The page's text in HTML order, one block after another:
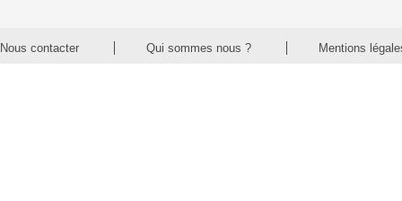
Nous contacter Qui sommes nous ? Mentions